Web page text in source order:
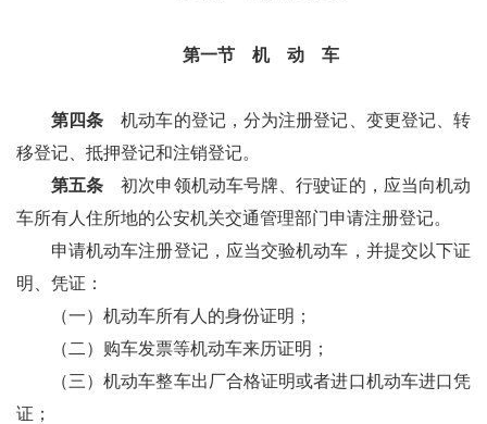
第一节 机 动 车
第四条 机动车的登记，分为注册登记、变更登记、转
移登记、抵押登记和注销登记。
第五条 初次申领机动车号牌、行驶证的，应当向机动
车所有人住所地的公安机关交通管理部门申请注册登记。
申请机动车注册登记，应当交验机动车，并提交以下证
明、凭证：
（一）机动车所有人的身份证明；
（二）购车发票等机动车来历证明；
（三）机动车整车出厂合格证明或者进口机动车进口凭
证；